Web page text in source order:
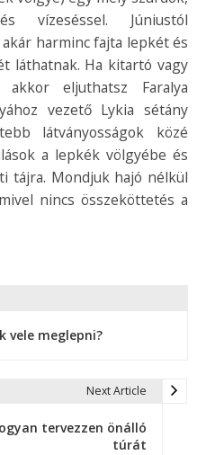
vízeséssel. Júniustól
harminc fajta lepkét és
láthatnak. Ha kitartó vagy
eljuthatsz Faralya
vezető Lykia sétány
látványosságok közé
a lepkék völgyébe és
tájra. Mondjuk hajó nélkül
nincs összeköttetés a
vele meglepni?
Next Article
tervezzen önálló
túrát